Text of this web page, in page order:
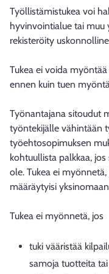
Työllistämistukea voi
hyvinvointialue tai muu
rekisteröity
Tukea ei voida
ennen kuin tuen
Työnantajana sitoudut
työntekijälle vähintään
työehtosopimuksen
kohtuullista palkkaa,
ole. Tukea ei
määräytyisi
Tukea ei myönnetä, jos
tuki vääristää
samoja tuotteita